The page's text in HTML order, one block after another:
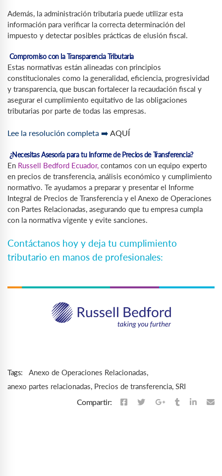
Además, la administración tributaria puede utilizar esta
información para verificar la correcta determinación del
impuesto y detectar posibles prácticas de elusión fiscal.
Compromiso con la Transparencia Tributaria
Estas normativas están alineadas con principios
constitucionales como la generalidad, eficiencia, progresividad
y transparencia, que buscan fortalecer la recaudación fiscal y
asegurar el cumplimiento equitativo de las obligaciones
tributarias por parte de todas las empresas.
Lee la resolución completa ➡️ AQUÍ
¿Necesitas Asesoría para tu Informe de Precios de Transferencia?
En Russell Bedford Ecuador, contamos con un equipo experto
en precios de transferencia, análisis económico y cumplimiento
normativo. Te ayudamos a preparar y presentar el Informe
Integral de Precios de Transferencia y el Anexo de Operaciones
con Partes Relacionadas, asegurando que tu empresa cumpla
con la normativa vigente y evite sanciones.
Contáctanos hoy y deja tu cumplimiento
tributario en manos de profesionales:
Tags: Anexo de Operaciones Relacionadas,
anexo partes relacionadas, Precios de transferencia, SRI
Compartir: